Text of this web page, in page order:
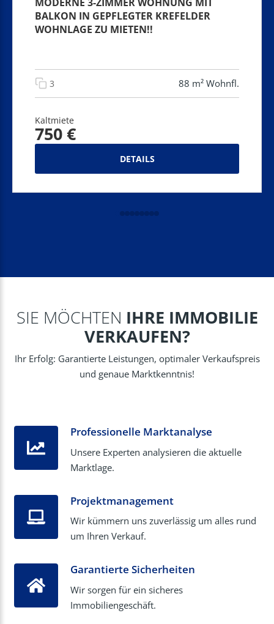
BALKON IN GEPFLEGTER KREFELDER
WOHNLAGE ZU MIETEN!!
3 88 m² Wohnfl.
Kaltmiete
750 €
DETAILS
SIE MÖCHTEN IHRE IMMOBILIE
VERKAUFEN?
Ihr Erfolg: Garantierte Leistungen, optimaler Verkaufspreis
und genaue Marktkenntnis!
Professionelle Marktanalyse
Unsere Experten analysieren die aktuelle
Marktlage.
Projektmanagement
Wir kümmern uns zuverlässig um alles rund
um Ihren Verkauf.
Garantierte Sicherheiten
Wir sorgen für ein sicheres
Immobiliengeschäft.